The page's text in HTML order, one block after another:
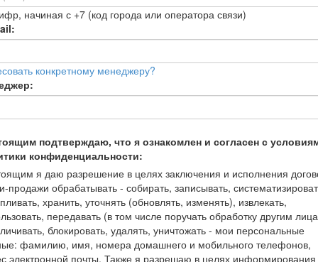
начиная с +7 (код города или оператора связи)
конкретному менеджеру?
подтверждаю, что я ознакомлен и согласен с
конфиденциальности:
я даю разрешение в целях заключения и исполнения
продажи обрабатывать - собирать, записывать,
хранить, уточнять (обновлять, изменять), извлекать,
передавать (в том числе поручать обработку другим
блокировать, удалять, уничтожать - мои персональные
фамилию, имя, номера домашнего и мобильного телефонов,
электронной почты. Также я разрешаю в целях